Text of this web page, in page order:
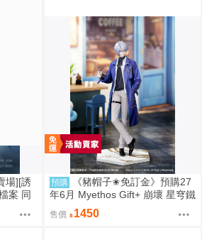
場][誘
案 同
預購
《豬帽子✬免訂金》預購27
年6月 Myethos Gift+ 崩壞 星穹鐵
道 白厄 列車環遊記Ver 1/8 1011
售價 1450